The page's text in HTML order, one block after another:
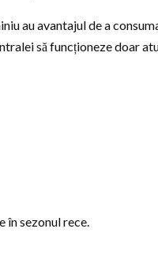
au avantajul de a
să funcționeze doar
în sezonul rece.